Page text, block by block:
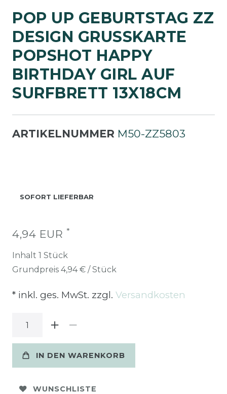
POP UP GEBURTSTAG ZZ
DESIGN GRUSSKARTE P
OPSHOT HAPPY B
IRTHDAY GIRL AUF S
URFBRETT 13X18CM
ARTIKELNUMMER M50-ZZ5803
SOFORT LIEFERBAR
4,94 EUR *
Inhalt 1 Stück
Grundpreis 4,94 € / Stück
* inkl. ges. MwSt. zzgl. Versandkosten
IN DEN WARENKORB
WUNSCHLISTE